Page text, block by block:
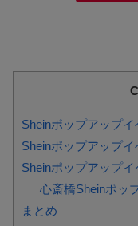
Sheinポップアップ
Sheinポップアップ
Sheinポップアップ
心斎橋Sheinポッ
まとめ